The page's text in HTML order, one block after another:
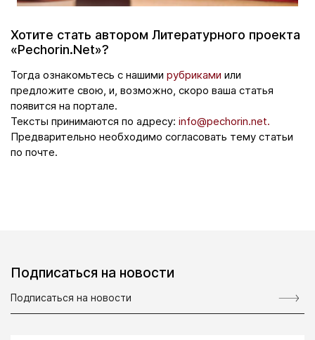
Хотите стать автором Литературного проекта
«Pechorin.Net»?
Тогда ознакомьтесь с нашими рубриками или
предложите свою, и, возможно, скоро ваша статья
появится на портале.
Тексты принимаются по адресу: info@pechorin.net.
Предварительно необходимо согласовать тему статьи
по почте.
Подписаться на новости